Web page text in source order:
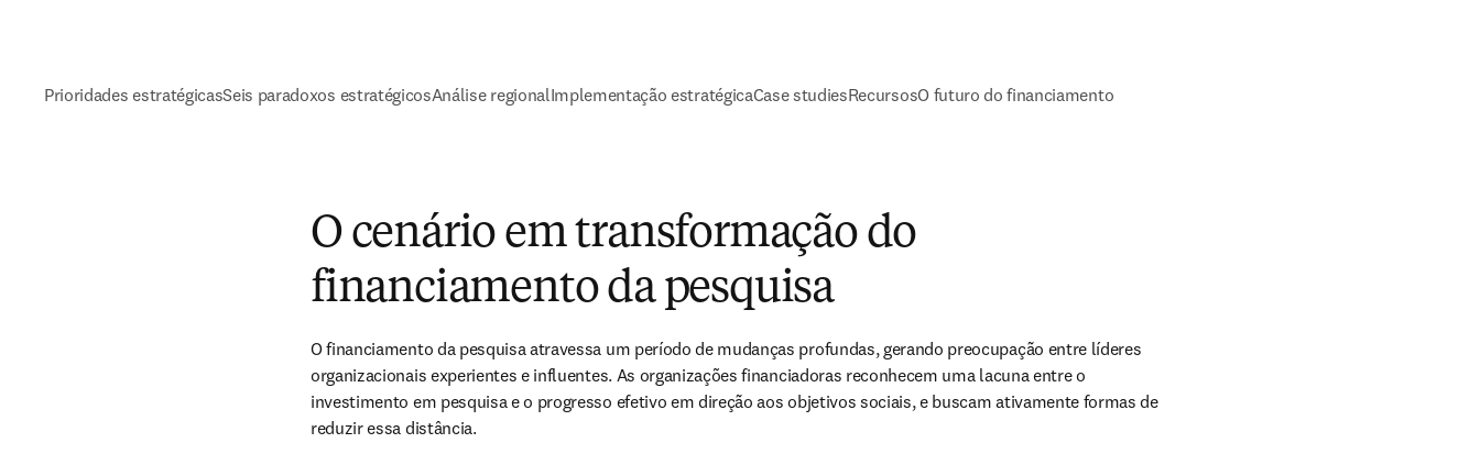
Prioridades estratégicasSeis paradoxos estratégicosAnálise regionalImplementação estratégicaCase studiesRecursosO futuro do financiamento
O cenário em transformação do
financiamento da pesquisa
O financiamento da pesquisa atravessa um período de mudanças profundas, gerando preocupação entre líderes
organizacionais experientes e influentes. As organizações financiadoras reconhecem uma lacuna entre o
investimento em pesquisa e o progresso efetivo em direção aos objetivos sociais, e buscam ativamente formas de
reduzir essa distância.